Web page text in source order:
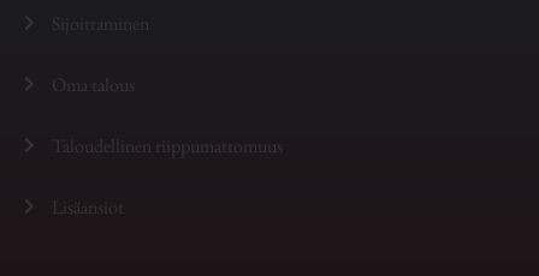
Sijoittaminen
Oma talous
Taloudellinen riippumattomuus
Lisäansiot